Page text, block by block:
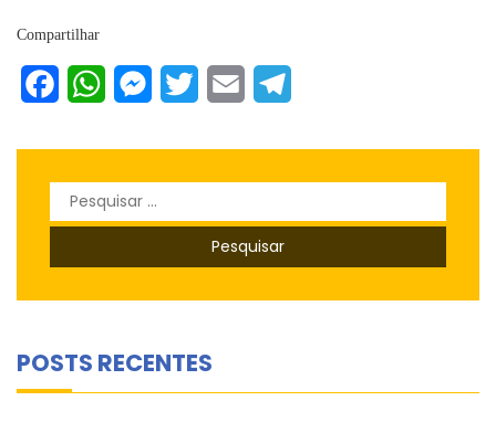
Compartilhar
FacebookWhatsAppMessenger
Twitter Email
Pesquisar
POSTS RECENTES